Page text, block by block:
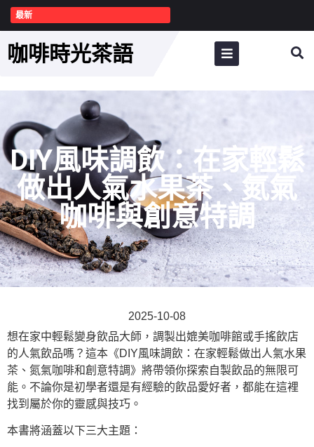
最新
咖啡時光茶語
DIY風味調飲：在家輕鬆
做出人氣水果茶、氮氣
咖啡與創意特調
2025-10-08
想在家中輕鬆變身飲品大師，調製出媲美咖啡館或手搖飲店
的人氣飲品嗎？這本《DIY風味調飲：在家輕鬆做出人氣水果
茶、氮氣咖啡和創意特調》將帶領你探索自製飲品的無限可
能。不論你是初學者還是有經驗的飲品愛好者，都能在這裡
找到屬於你的靈感與技巧。
本書將涵蓋以下三大主題：